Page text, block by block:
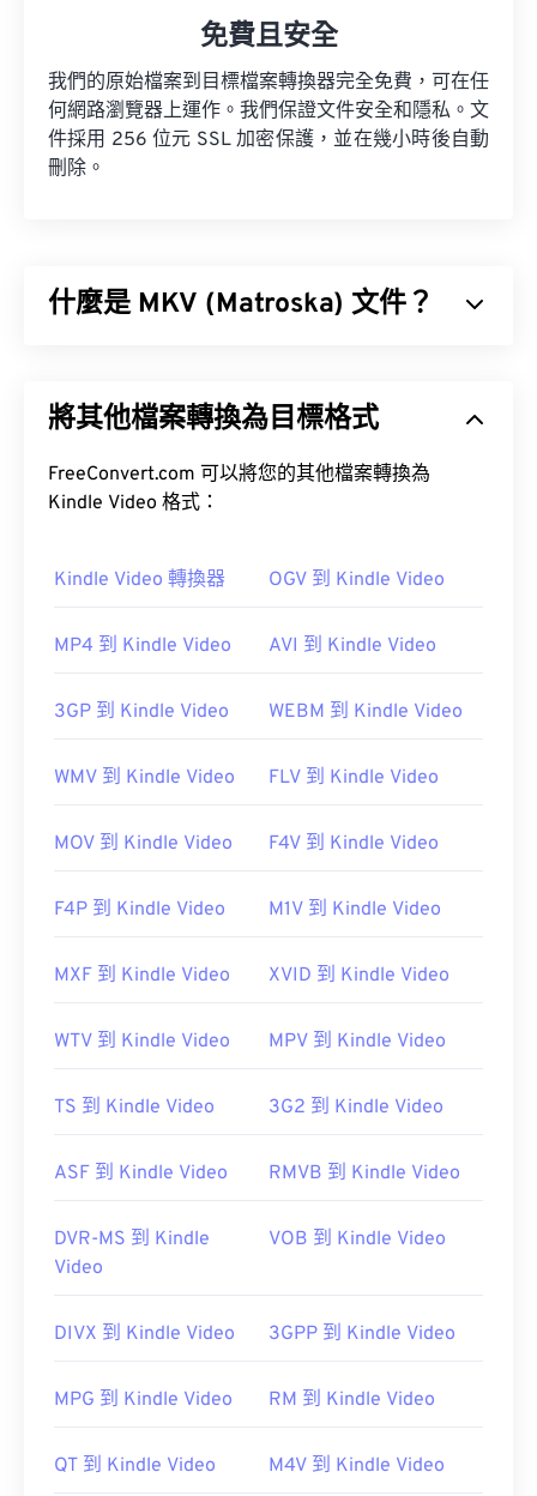
免費且安全
我們的原始檔案到目標檔案轉換器完全免費，可在任
何網路瀏覽器上運作。我們保證文件安全和隱私。文
件採用 256 位元 SSL 加密保護，並在幾小時後自動
刪除。
什麼是 MKV (Matroska) 文件？
案。由於它是開源的，用戶可以使用開源軟體
對其進
如何開啟 MKV 檔案？
這款媒體播放器相容於所有作業系統和平台。這一點
體播放器可能不支援它。
Ninite
Combined Community
開發者： Matroska
實用連結：
https://www.matroska.org/
將其他檔案轉換為目標格式
FreeConvert.com 可以將您的其他檔案轉換為
Kindle Video 格式：
Kindle Video 轉換器 OGV 到 Kindle Video
MP4 到 Kindle Video AVI 到 Kindle Video
3GP 到 Kindle Video WEBM 到 Kindle Video
WMV 到 Kindle Video FLV 到 Kindle Video
MOV 到 Kindle Video F4V 到 Kindle Video
F4P 到 Kindle Video M1V 到 Kindle Video
MXF 到 Kindle Video XVID 到 Kindle Video
WTV 到 Kindle Video MPV 到 Kindle Video
TS 到 Kindle Video 3G2 到 Kindle Video
ASF 到 Kindle Video RMVB 到 Kindle Video
DVR-MS 到 Kindle
Video
VOB 到 Kindle Video
DIVX 到 Kindle Video 3GPP 到 Kindle Video
MPG 到 Kindle Video RM 到 Kindle Video
QT 到 Kindle Video M4V 到 Kindle Video